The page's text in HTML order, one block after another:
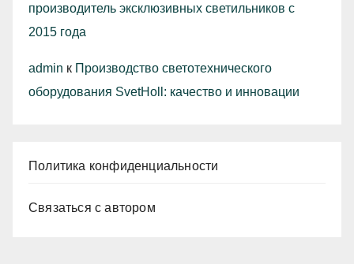
производитель эксклюзивных светильников с
2015 года
admin к Производство светотехнического
оборудования SvetHoll: качество и инновации
Политика конфиденциальности
Связаться с автором